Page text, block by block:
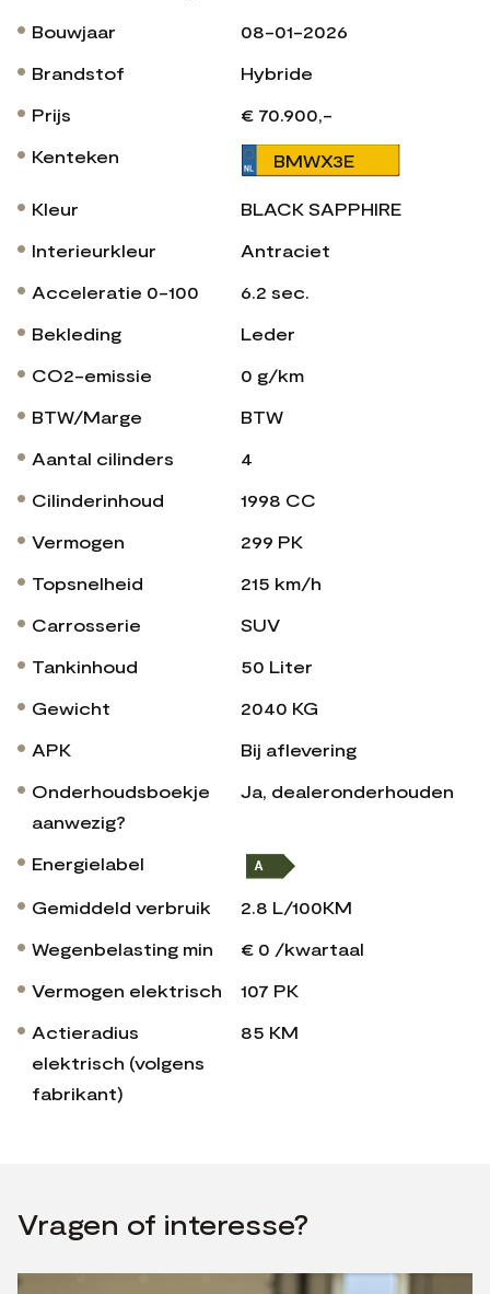
Bouwjaar
08-01-2026
Brandstof
Hybride
Prijs
€ 70.900,-
Kenteken
BMWX3E
Kleur
BLACK SAPPHIRE
Interieurkleur
Antraciet
Acceleratie 0-100
6.2 sec.
Bekleding
Leder
CO2-emissie
0 g/km
BTW/Marge
BTW
Aantal cilinders
4
Cilinderinhoud
1998 CC
Vermogen
299 PK
Topsnelheid
215 km/h
Carrosserie
SUV
Tankinhoud
50 Liter
Gewicht
2040 KG
APK
Bij aflevering
Onderhoudsboekje
aanwezig?
Ja, dealeronderhouden
Energielabel
Gemiddeld verbruik
2.8 L/100KM
Wegenbelasting min
€ 0 /kwartaal
Vermogen elektrisch
107 PK
Actieradius
elektrisch (volgens
fabrikant)
85 KM
Vragen of interesse?